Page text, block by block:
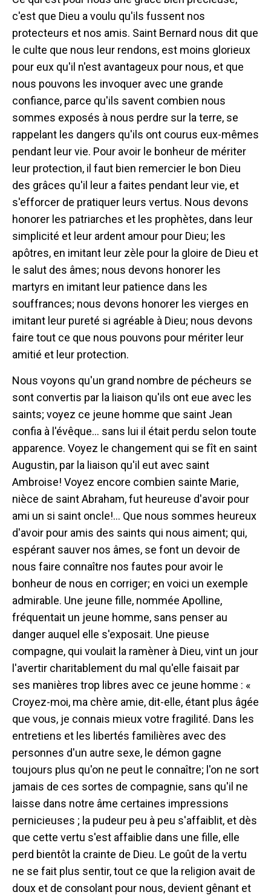
c'est que Dieu a voulu qu'ils fussent nos
protecteurs et nos amis. Saint Bernard nous dit que
le culte que nous leur rendons, est moins glorieux
pour eux qu'il n'est avantageux pour nous, et que
nous pouvons les invoquer avec une grande
confiance, parce qu'ils savent combien nous
sommes exposés à nous perdre sur la terre, se
rappelant les dangers qu'ils ont courus eux-mêmes
pendant leur vie. Pour avoir le bonheur de mériter
leur protection, il faut bien remercier le bon Dieu
des grâces qu'il leur a faites pendant leur vie, et
s'efforcer de pratiquer leurs vertus. Nous devons
honorer les patriarches et les prophètes, dans leur
simplicité et leur ardent amour pour Dieu; les
apôtres, en imitant leur zèle pour la gloire de Dieu et
le salut des âmes; nous devons honorer les
martyrs en imitant leur patience dans les
souffrances; nous devons honorer les vierges en
imitant leur pureté si agréable à Dieu; nous devons
faire tout ce que nous pouvons pour mériter leur
amitié et leur protection.
Nous voyons qu'un grand nombre de pécheurs se
sont convertis par la liaison qu'ils ont eue avec les
saints; voyez ce jeune homme que saint Jean
confia à l'évêque... sans lui il était perdu selon toute
apparence. Voyez le changement qui se fît en saint
Augustin, par la liaison qu'il eut avec saint
Ambroise! Voyez encore combien sainte Marie,
nièce de saint Abraham, fut heureuse d'avoir pour
ami un si saint oncle!... Que nous sommes heureux
d'avoir pour amis des saints qui nous aiment; qui,
espérant sauver nos âmes, se font un devoir de
nous faire connaître nos fautes pour avoir le
bonheur de nous en corriger; en voici un exemple
admirable. Une jeune fille, nommée Apolline,
fréquentait un jeune homme, sans penser au
danger auquel elle s'exposait. Une pieuse
compagne, qui voulait la ramèner à Dieu, vint un jour
l'avertir charitablement du mal qu'elle faisait par
ses manières trop libres avec ce jeune homme : «
Croyez-moi, ma chère amie, dit-elle, étant plus âgée
que vous, je connais mieux votre fragilité. Dans les
entretiens et les libertés familières avec des
personnes d'un autre sexe, le démon gagne
toujours plus qu'on ne peut le connaître; l'on ne sort
jamais de ces sortes de compagnie, sans qu'il ne
laisse dans notre âme certaines impressions
pernicieuses ; la pudeur peu à peu s'affaiblit, et dès
que cette vertu s'est affaiblie dans une fille, elle
perd bientôt la crainte de Dieu. Le goût de la vertu
ne se fait plus sentir, tout ce que la religion avait de
doux et de consolant pour nous, devient gênant et